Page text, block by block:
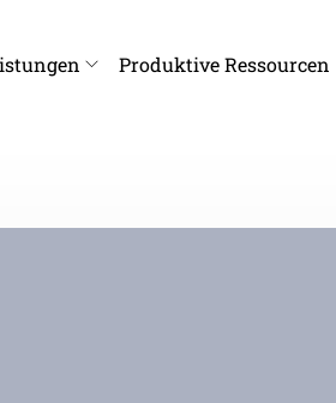
Produktive Ressourcen